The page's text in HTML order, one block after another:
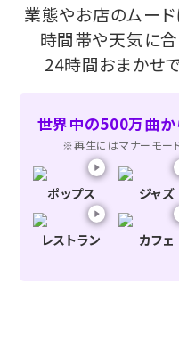
業態やお店のムー
時間帯や天気に合
24時間おまかせ
世界中の500万曲か
※再生にはマナーモー
ポップス ジャズ
レストラン カフェ